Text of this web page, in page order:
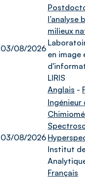
03/08/2026
l’analyse
milieux
en image
LIRIS
Anglais -
03/08/2026
Ingénieur
Institut
Français